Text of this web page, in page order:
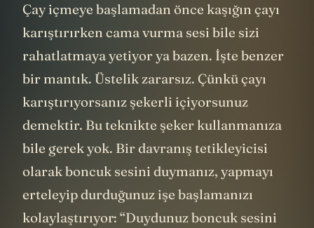
Çay içmeye başlamadan önce kaşığın çayı
karıştırırken cama vurma sesi bile sizi
rahatlatmaya yetiyor ya bazen. İşte benzer
bir mantık. Üstelik zararsız. Çünkü çayı
karıştırıyorsanız şekerli içiyorsunuz
demektir. Bu teknikte şeker kullanmanıza
bile gerek yok. Bir davranış tetikleyicisi
olarak boncuk sesini duymanız, yapmayı
erteleyip durduğunuz işe başlamanızı
kolaylaştırıyor: “Duydunuz boncuk sesini